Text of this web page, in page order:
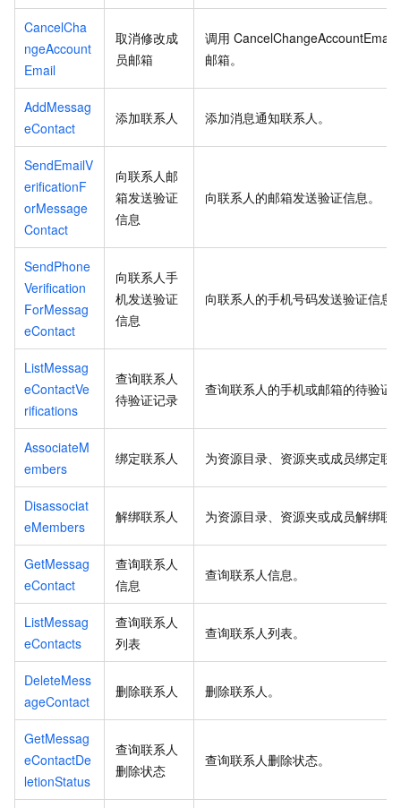
CancelCha
ngeAccount
Email
取消修改成
员邮箱
调用 CancelChangeAccountEmail
邮箱。
AddMessag
eContact
添加联系人 添加消息通知联系人。
SendEmailV
erificationF
orMessage
Contact
向联系人邮
箱发送验证
信息
向联系人的邮箱发送验证信息。
SendPhone
Verification
ForMessag
eContact
向联系人手
机发送验证
信息
向联系人的手机号码发送验证信息
ListMessag
eContactVe
rifications
查询联系人
待验证记录
查询联系人的手机或邮箱的待验证
AssociateM
embers
绑定联系人 为资源目录、资源夹或成员绑定联
Disassociat
eMembers
解绑联系人 为资源目录、资源夹或成员解绑联
GetMessag
eContact
查询联系人
信息
查询联系人信息。
ListMessag
eContacts
查询联系人
列表
查询联系人列表。
DeleteMess
ageContact
删除联系人 删除联系人。
GetMessag
eContactDe
letionStatus
查询联系人
删除状态
查询联系人删除状态。